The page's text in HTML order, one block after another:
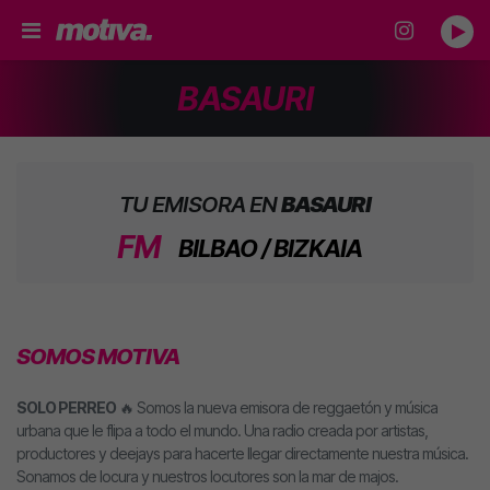
BASAURI
TU EMISORA ENBASAURI
FM BILBAO / BIZKAIA
SOMOS MOTIVA
SOLO PERREO 🔥 Somos la nueva emisora de reggaetón y música
urbana que le flipa a todo el mundo. Una radio creada por artistas,
productores y deejays para hacerte llegar directamente nuestra música.
Sonamos de locura y nuestros locutores son la mar de majos.